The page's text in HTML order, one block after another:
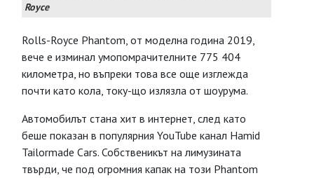
Royce
Rolls-Royce Phantom, от моделна година 2019,
вече е изминал умопомрачителните 775 404
километра, но въпреки това все още изглежда
почти като кола, току-що излязла от шоурума.
Автомобилът стана хит в интернет, след като
беше показан в популярния YouTube канал Hamid
Tailormade Cars. Собственикът на лимузината
твърди, че под огромния капак на този Phantom